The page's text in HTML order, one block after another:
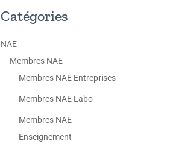
Catégories
NAE
Membres NAE
Membres NAE Entreprises
Membres NAE Labo
Membres NAE
Enseignement